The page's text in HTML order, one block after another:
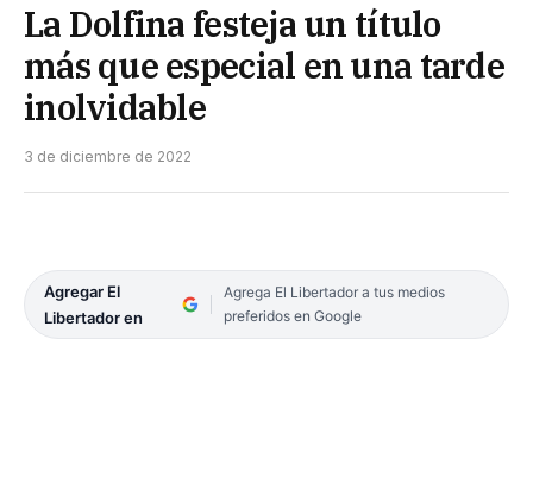
La Dolfina festeja un título
más que especial en una tarde
inolvidable
3 de diciembre de 2022
Agregar El
Libertador en
Agrega El Libertador a tus medios
preferidos en Google